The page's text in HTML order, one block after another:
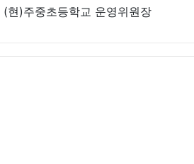
현)주중초등학교 운영위원장